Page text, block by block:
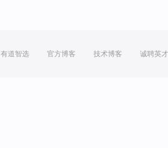
有道智选 官方博客 技术博客 诚聘英才